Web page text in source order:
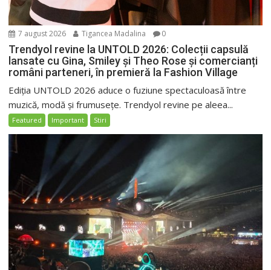
7 august 2026 Tigancea Madalina 0
Trendyol revine la UNTOLD 2026: Colecții capsulă
lansate cu Gina, Smiley și Theo Rose și comercianți
români parteneri, în premieră la Fashion Village
Ediția UNTOLD 2026 aduce o fuziune spectaculoasă între
muzică, modă și frumusețe. Trendyol revine pe aleea...
Featured Important Stiri